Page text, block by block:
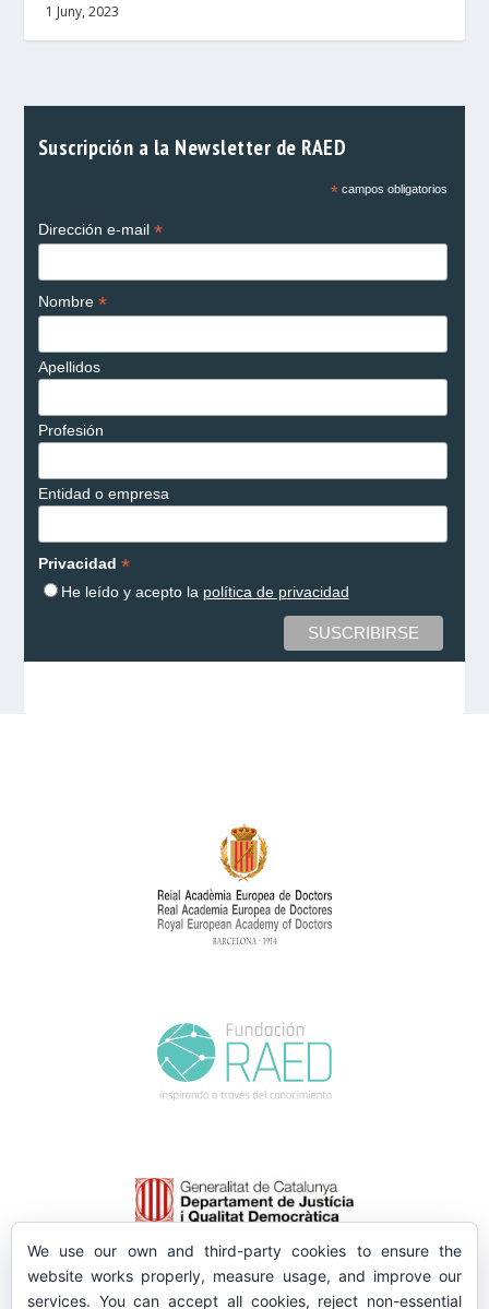
1 Juny, 2023
Suscripción a la Newsletter de RAED
*campos obligatorios
Dirección e-mail *
Nombre *
Apellidos
Profesión
Entidad o empresa
Privacidad *
He leído y acepto la política de privacidad
We use our own and third-party cookies to ensure the
website works properly, measure usage, and improve our
services. You can accept all cookies, reject non-essential